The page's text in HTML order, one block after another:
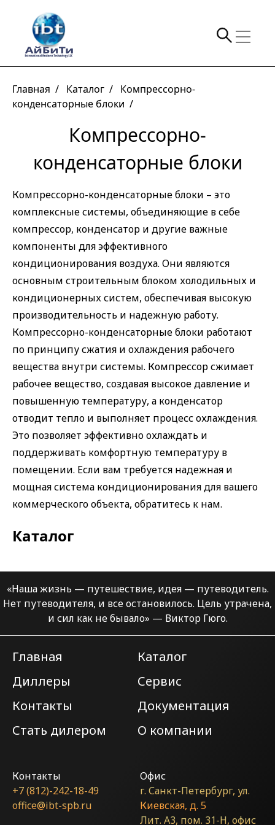
Главная / Каталог / Компрессорно-
конденсаторные блоки /
Компрессорно-
конденсаторные блоки
Компрессорно-конденсаторные блоки – это
комплексные системы, объединяющие в себе
компрессор, конденсатор и другие важные
компоненты для эффективного
кондиционирования воздуха. Они являются
основным строительным блоком холодильных и
кондиционерных систем, обеспечивая высокую
производительность и надежную работу.
Компрессорно-конденсаторные блоки работают
по принципу сжатия и охлаждения рабочего
вещества внутри системы. Компрессор сжимает
рабочее вещество, создавая высокое давление и
повышенную температуру, а конденсатор
отводит тепло и выполняет процесс охлаждения.
Это позволяет эффективно охлаждать и
поддерживать комфортную температуру в
помещении. Если вам требуется надежная и
мощная система кондиционирования для вашего
коммерческого объекта, обратитесь к нам.
Каталог
«Наша жизнь — путешествие, идея — путеводитель.
Нет путеводителя, и все остановилось. Цель утрачена,
и сил как не бывало» — Виктор Гюго.
Главная
Каталог
Диллеры
Сервис
Контакты
Документация
Стать дилером
О компании
Контакты
+7 (812)-242-18-49
office@ibt-spb.ru
Офис
г. Санкт-Петербург, ул.
Киевская, д. 5
Лит. А3, пом. 31-Н, офис